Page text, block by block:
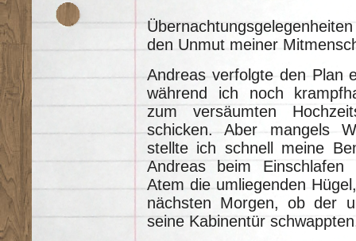
den Unmut meiner
Andreas verfolgte den Plan
während ich noch
zum versäumten
schicken. Aber mangels
stellte ich schnell meine
Andreas beim
Atem die umliegenden
nächsten Morgen, ob der
seine Kabinentür